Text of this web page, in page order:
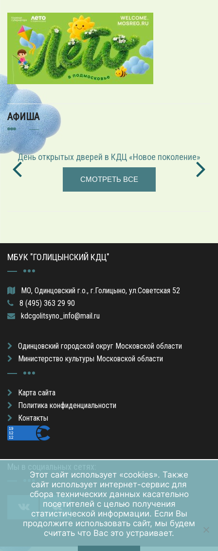
АФИША
«Играем в режиссёра» — театрализованная
СМОТРЕТЬ ВСЕ
МБУК "ГОЛИЦЫНСКИЙ КДЦ"
МО, Одинцовский г.о., г.Голицыно, ул.Советская 52
8 (495) 363 29 90
kdcgolitsyno_info@mail.ru
Одинцовский городской округ Московской области
Министерство культуры Московской области
Карта сайта
Политика конфиденциальности
Контакты
Этот сайт использует «cookies». Также
сайт использует интернет-сервис для
сбора технических данных касательно
посетителей с целью получения
статистической информации. Если Вы
продолжите использовать сайт, мы будем
считать что Вас это устраивает.